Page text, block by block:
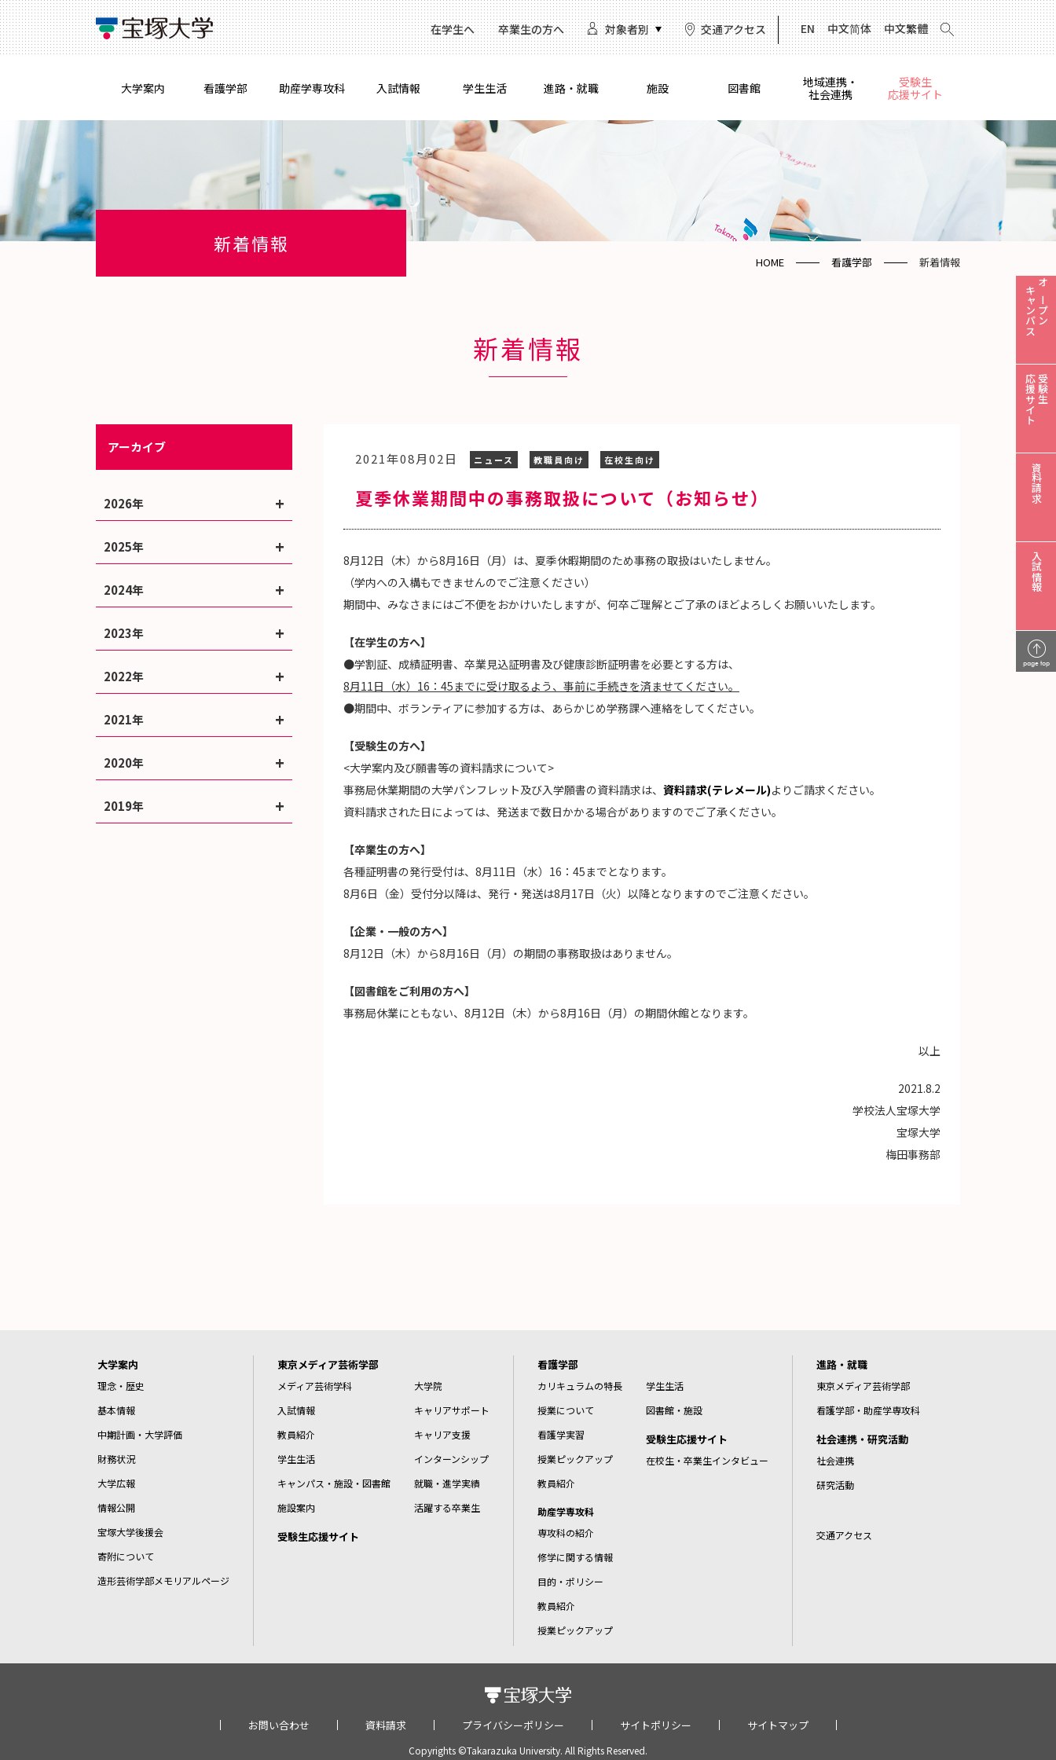
在学生へ 卒業生の方へ 対象者別 交通アクセス EN 中文简体 中文繁體
大学案内 看護学部 助産学専攻科 入試情報 学生生活 進路・就職 施設 図書館
地域連携・
社会連携
受験生
応援サイト
オープン
キャンパス
受験生
応援サイト
資料請求
入試情報
page top
新着情報
HOME 看護学部 新着情報
新着情報
2021年08月02日 ニュース 教職員向け 在校生向け
夏季休業期間中の事務取扱について（お知らせ）
8月12日（木）から8月16日（月）は、夏季休暇期間のため事務の取扱はいたしません。
（学内への入構もできませんのでご注意ください）
期間中、みなさまにはご不便をおかけいたしますが、何卒ご理解とご了承のほどよろしくお願いいたします。
【在学生の方へ】
●学割証、成績証明書、卒業見込証明書及び健康診断証明書を必要とする方は、
8月11日（水）16：45までに受け取るよう、事前に手続きを済ませてください。
●期間中、ボランティアに参加する方は、あらかじめ学務課へ連絡をしてください。
【受験生の方へ】
<大学案内及び願書等の資料請求について>
事務局休業期間の大学パンフレット及び入学願書の資料請求は、 資料請求(テレメール)よりご請求ください。
資料請求された日によっては、発送まで数日かかる場合がありますのでご了承ください。
【卒業生の方へ】
各種証明書の発行受付は、8月11日（水）16：45までとなります。
8月6日（金）受付分以降は、発行・発送は8月17日（火）以降となりますのでご注意ください。
【企業・一般の方へ】
8月12日（木）から8月16日（月）の期間の事務取扱はありません。
【図書館をご利用の方へ】
事務局休業にともない、8月12日（木）から8月16日（月）の期間休館となります。
以上
2021.8.2
学校法人宝塚大学
宝塚大学
梅田事務部
アーカイブ
2026年
2025年
2024年
2023年
2022年
2021年
2020年
2019年
大学案内
理念・歴史
基本情報
中期計画・大学評価
財務状況
大学広報
情報公開
宝塚大学後援会
寄附について
造形芸術学部メモリアルページ
東京メディア芸術学部
メディア芸術学科
入試情報
教員紹介
学生生活
キャンパス・施設・図書館
施設案内
受験生応援サイト
大学院
キャリアサポート
キャリア支援
インターンシップ
就職・進学実績
活躍する卒業生
看護学部
カリキュラムの特長
授業について
看護学実習
授業ピックアップ
教員紹介
助産学専攻科
専攻科の紹介
修学に関する情報
目的・ポリシー
教員紹介
授業ピックアップ
学生生活
図書館・施設
受験生応援サイト
在校生・卒業生インタビュー
進路・就職
東京メディア芸術学部
看護学部・助産学専攻科
社会連携・研究活動
社会連携
研究活動
交通アクセス
お問い合わせ 資料請求 プライバシーポリシー サイトポリシー サイトマップ
Copyrights ©Takarazuka University. All Rights Reserved.